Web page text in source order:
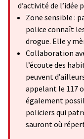
d’activité de l’idée
Zone sensible :
police connaît
drogue. Elle y
Collaboration
l’écoute des
peuvent
appelant le 117
également
policiers qui
sauront où